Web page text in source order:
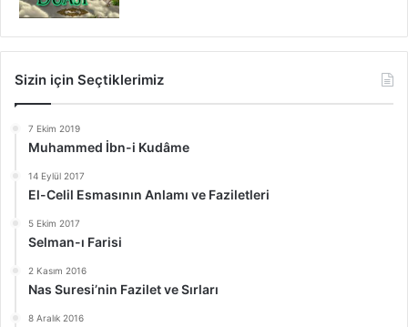
Sizin için Seçtiklerimiz
7 Ekim 2019
Muhammed İbn-i Kudâme
14 Eylül 2017
El-Celil Esmasının Anlamı ve Faziletleri
5 Ekim 2017
Selman-ı Farisi
2 Kasım 2016
Nas Suresi’nin Fazilet ve Sırları
8 Aralık 2016